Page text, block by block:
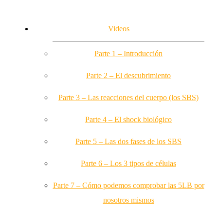
Videos
Parte 1 – Introducción
Parte 2 – El descubrimiento
Parte 3 – Las reacciones del cuerpo (los SBS)
Parte 4 – El shock biológico
Parte 5 – Las dos fases de los SBS
Parte 6 – Los 3 tipos de células
Parte 7 – Cómo podemos comprobar las 5LB por
nosotros mismos